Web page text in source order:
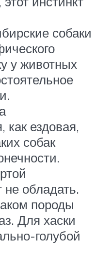
собаки
у животных
как ездовая,
собак
не обладать.
породы
Для хаски
голубой